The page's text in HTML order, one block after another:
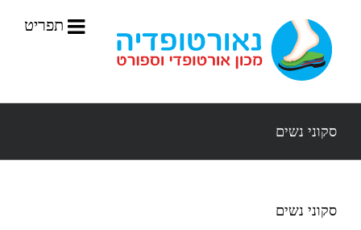
סקוני נשים
סקוני נשים